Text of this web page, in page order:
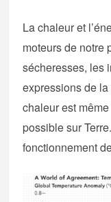
La chaleur et
moteurs de notre
sécheresses, les
expressions de
chaleur est
possible sur
fonctionnement